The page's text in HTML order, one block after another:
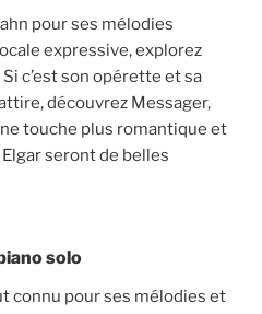
pour ses mélodies
expressive, explorez
c’est son opérette et sa
découvrez Messager,
touche plus romantique et
seront de belles
solo
connu pour ses mélodies et